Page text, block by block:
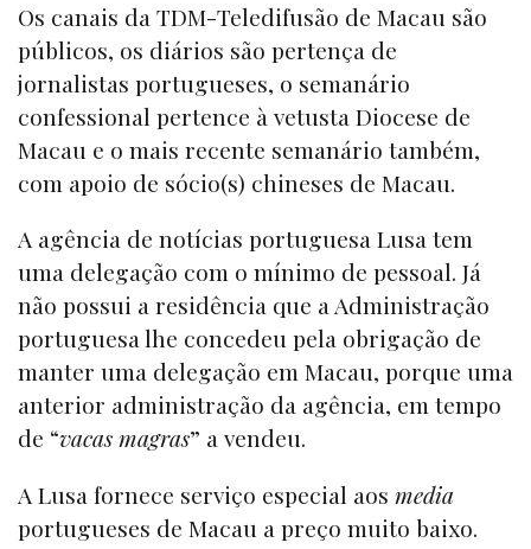
Os canais da TDM-Teledifusão de Macau são
públicos, os diários são pertença de
jornalistas portugueses, o semanário
confessional pertence à vetusta Diocese de
Macau e o mais recente semanário também,
com apoio de sócio(s) chineses de Macau.
A agência de notícias portuguesa Lusa tem
uma delegação com o mínimo de pessoal. Já
não possui a residência que a Administração
portuguesa lhe concedeu pela obrigação de
manter uma delegação em Macau, porque uma
anterior administração da agência, em tempo
de “vacas magras” a vendeu.
A Lusa fornece serviço especial aos media
portugueses de Macau a preço muito baixo.